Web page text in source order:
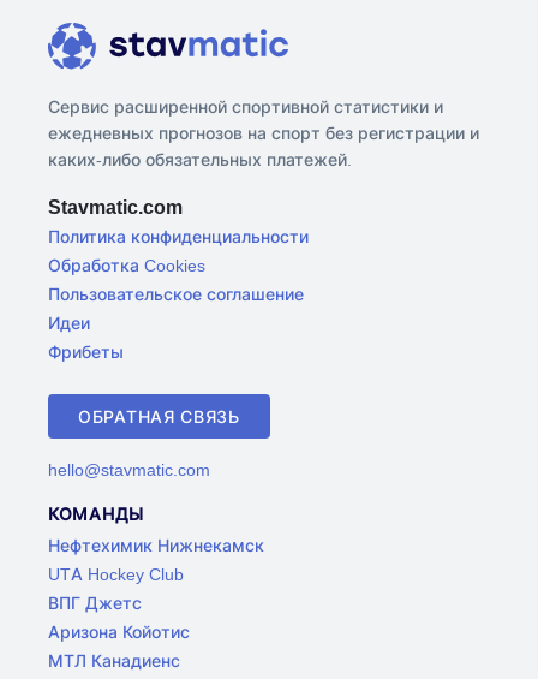
Сервис расширенной спортивной статистики и
ежедневных прогнозов на спорт без регистрации и
каких-либо обязательных платежей.
Stavmatic.com
Политика конфиденциальности
Обработка Cookies
Пользовательское соглашение
Идеи
Фрибеты
ОБРАТНАЯ СВЯЗЬ
hello@stavmatic.com
КОМАНДЫ
Нефтехимик Нижнекамск
UTA Hockey Club
ВПГ Джетс
Аризона Койотис
МТЛ Канадиенс